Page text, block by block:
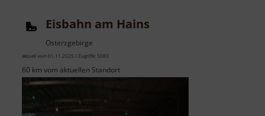
Eisbahn am Hains
Osterzgebirge
aktuell vom 01.11.2025 / Zugriffe: 5083
60 km vom aktuellen Standort